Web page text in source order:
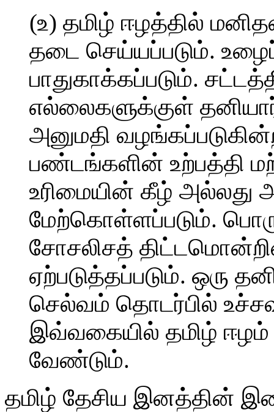
(உ) தமிழ் ஈழத்தில்
தடை செய்யப்படும்.
பாதுகாக்கப்படும்.
எல்லைகளுக்குள்
அனுமதி
பண்டங்களின் உற்பத்தி
உரிமையின் கீழ் அல்லது
மேற்கொள்ளப்படும்.
சோசலிசத்
ஏற்படுத்தப்படும். ஒரு
செல்வம் தொடர்பில்
இவ்வகையில் தமிழ் ஈழம்
வேண்டும்.
தமிழ் தேசிய இனத்தின்